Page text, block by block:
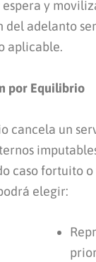
espera y
del adelanto
aplicable.
por Equilibrio
cancela un
caso fortuito
elegir: